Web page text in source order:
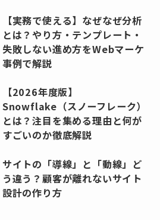
【実務で使える】なぜなぜ分析
とは？やり方・テンプレート・
失敗しない進め方をWebマーケ
事例で解説
【2026年度版】
Snowflake（スノーフレーク）
とは？注目を集める理由と何が
すごいのか徹底解説
サイトの「導線」と「動線」ど
う違う？顧客が離れないサイト
設計の作り方